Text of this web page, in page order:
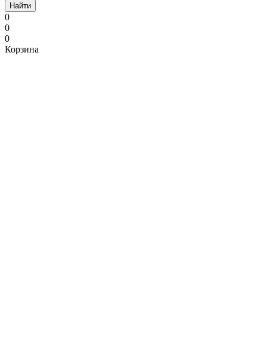
Найти
0
0
0
Корзина